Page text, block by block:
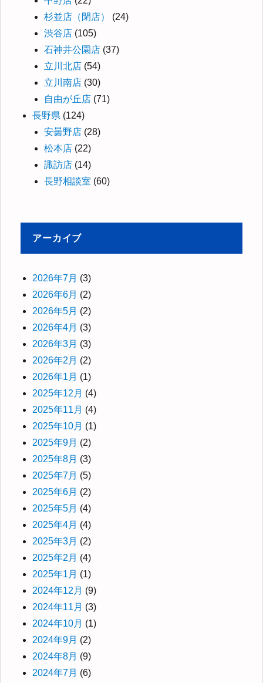
杉並店（閉店）
(24)
渋谷店 (105)
石神井公園店 (37)
立川北店 (54)
立川南店 (30)
自由が丘店 (71)
長野県 (124)
安曇野店 (28)
松本店 (22)
諏訪店 (14)
長野相談室 (60)
アーカイブ
2026年7月 (3)
2026年6月 (2)
2026年5月 (2)
2026年4月 (3)
2026年3月 (3)
2026年2月 (2)
2026年1月 (1)
2025年12月 (4)
2025年11月 (4)
2025年10月 (1)
2025年9月 (2)
2025年8月 (3)
2025年7月 (5)
2025年6月 (2)
2025年5月 (4)
2025年4月 (4)
2025年3月 (2)
2025年2月 (4)
2025年1月 (1)
2024年12月 (9)
2024年11月 (3)
2024年10月 (1)
2024年9月 (2)
2024年8月 (9)
2024年7月 (6)